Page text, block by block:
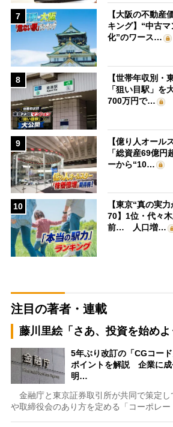
7
【大阪の不動産
キング】“中古
化”のワース…
8
【世帯年収別・
「狙い目駅」を
700万円で…
9
【億り人オール
「総資産69億
ーから“10…
10
【東京“真の実
70】1位・代々
前… 人口増…
注目の著者・連載
藤川里絵「さあ、投資を始めよ
5年ぶり改訂の「CGコー
ポイントを解説 企業に成
明…
金融庁と東京証券取引所が共同で策定し
や取締役会のあり方を定める「コーポレー